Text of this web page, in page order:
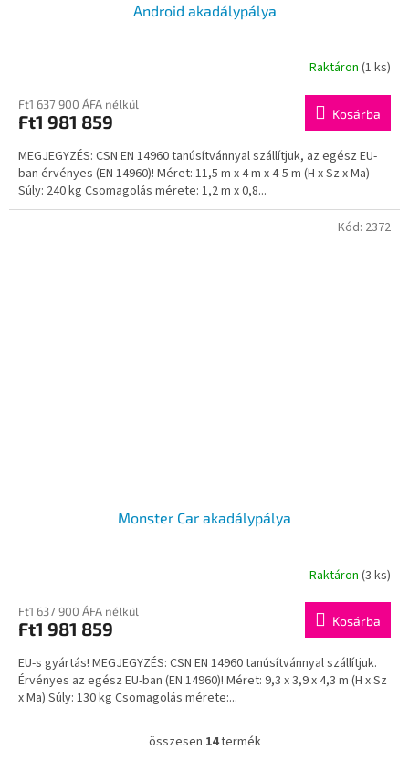
Android akadálypálya
Raktáron (1 ks)
Ft1 637 900 ÁFA nélkül
Ft1 981 859 Kosárba
MEGJEGYZÉS: CSN EN 14960 tanúsítvánnyal szállítjuk, az egész EU-
ban érvényes (EN 14960)! Méret: 11,5 m x 4 m x 4-5 m (H x Sz x Ma)
Súly: 240 kg Csomagolás mérete: 1,2 m x 0,8...
Monster Car akadálypálya
Raktáron (3 ks)
Ft1 637 900 ÁFA nélkül
Ft1 981 859 Kosárba
EU-s gyártás! MEGJEGYZÉS: CSN EN 14960 tanúsítvánnyal szállítjuk.
Érvényes az egész EU-ban (EN 14960)! Méret: 9,3 x 3,9 x 4,3 m (H x Sz
x Ma) Súly: 130 kg Csomagolás mérete:...
Kód: 2372
L
összesen 14termék